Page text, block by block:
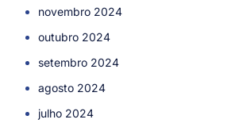
novembro 2024
outubro 2024
setembro 2024
agosto 2024
julho 2024